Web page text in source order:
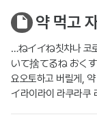
약 먹고
…ねイイね칫챠나 코
いて捨てるね おく
요오토하고 버릴게,
イ라이라이 라쿠라쿠